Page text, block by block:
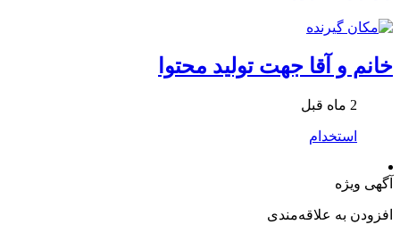
خانم و آقا جهت تولید محتوا
2 ماه قبل
استخدام
آگهی ویژه
افزودن به علاقه‌مندی